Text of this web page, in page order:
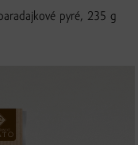
pyré, 235 g